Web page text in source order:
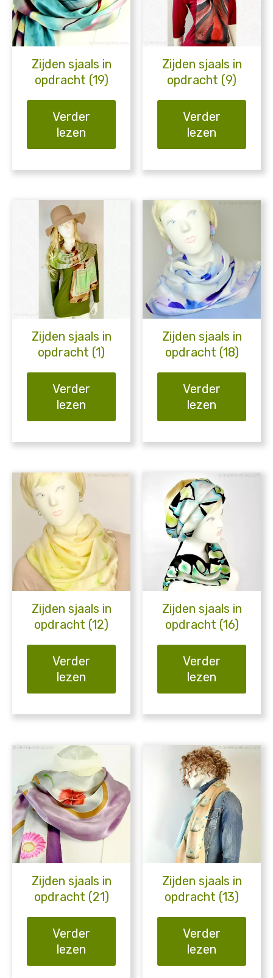
Zijden sjaals in
opdracht (19)
Verder
lezen
Zijden sjaals in
opdracht (9)
Verder
lezen
Zijden sjaals in
opdracht (1)
Verder
lezen
Zijden sjaals in
opdracht (18)
Verder
lezen
Zijden sjaals in
opdracht (12)
Verder
lezen
Zijden sjaals in
opdracht (16)
Verder
lezen
Zijden sjaals in
opdracht (21)
Verder
lezen
Zijden sjaals in
opdracht (13)
Verder
lezen